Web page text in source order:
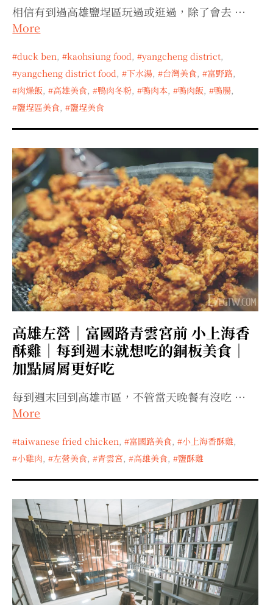
相信有到過高雄鹽埕區玩過或逛過，除了會去 …
More
duck ben, kaohsiung food, yangcheng district,
yangcheng district food, 下水湯, 台灣美食, 富野路,
肉燥飯, 高雄美食, 鴨肉冬粉, 鴨肉本, 鴨肉飯, 鴨腸,
鹽埕區美食, 鹽埕美食
高雄左營｜富國路青雲宮前 小上海香
酥雞｜每到週末就想吃的銅板美食｜
加點屑屑更好吃
每到週末回到高雄市區，不管當天晚餐有沒吃 …
More
taiwanese fried chicken, 富國路美食, 小上海香酥雞,
小雞肉, 左營美食, 青雲宮, 高雄美食, 鹽酥雞